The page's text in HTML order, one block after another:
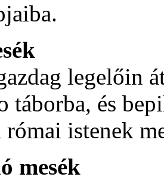
legelőin
táborba, és
római istenek
mesék